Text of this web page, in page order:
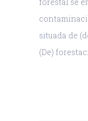
situada de
(De)